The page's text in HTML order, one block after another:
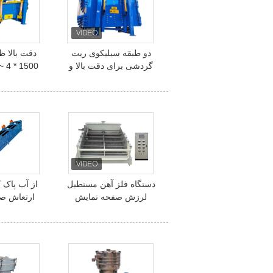
دقت بالا
~ 4
دو طبقه سیلیکوی ریت
گردشی برای دقت بالا و
آسان صفحه نمایش
از آب پاک
ارتعاش
برای
دستگاه فلز آهن مستطیل
لرزش صفحه نمایش
پارچه صفحه نمایش